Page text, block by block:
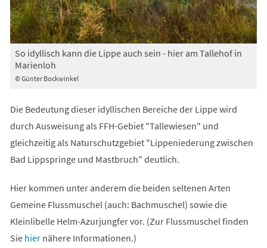
© Günter Bockwinkel
So idyllisch kann die Lippe auch sein - hier am Tallehof in
Marienloh
Die Bedeutung dieser idyllischen Bereiche der Lippe wird
durch Ausweisung als FFH-Gebiet "Tallewiesen" und
gleichzeitig als Naturschutzgebiet "Lippeniederung zwischen
Bad Lippspringe und Mastbruch" deutlich.
Hier kommen unter anderem die beiden seltenen Arten
Gemeine Flussmuschel (auch: Bachmuschel) sowie die
Kleinlibelle Helm-Azurjungfer vor. (Zur Flussmuschel finden
Sie hiernähere Informationen.)